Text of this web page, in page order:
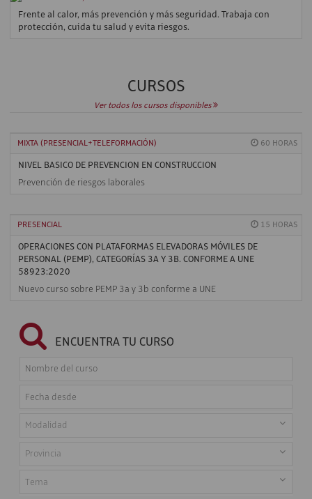
Frente al calor, más prevención y más seguridad. Trabaja con
protección, cuida tu salud y evita riesgos.
CURSOS
Ver todos los cursos disponibles
MIXTA (PRESENCIAL+TELEFORMACIÓN) 60 HORAS
NIVEL BASICO DE PREVENCION EN CONSTRUCCION
Prevención de riesgos laborales
PRESENCIAL 15 HORAS
OPERACIONES CON PLATAFORMAS ELEVADORAS MÓVILES DE
PERSONAL (PEMP), CATEGORÍAS 3A Y 3B. CONFORME A UNE
58923:2020
Nuevo curso sobre PEMP 3a y 3b conforme a UNE
ENCUENTRA TU CURSO